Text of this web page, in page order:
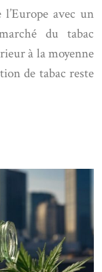
avec un
du tabac
à la moyenne
de tabac reste